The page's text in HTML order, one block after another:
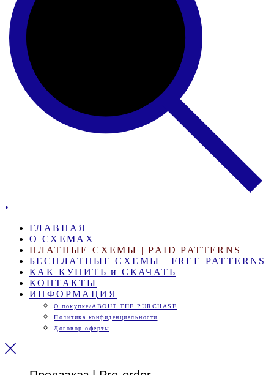
•
ГЛАВНАЯ
О СХЕМАХ
ПЛАТНЫЕ СХЕМЫ | PAID PATTERNS
БЕСПЛАТНЫЕ СХЕМЫ | FREE PATTERNS
КАК КУПИТЬ и СКАЧАТЬ
КОНТАКТЫ
ИНФОРМАЦИЯ
О покупке/ABOUT THE PURCHASE
Политика конфиденциальности
Договор оферты